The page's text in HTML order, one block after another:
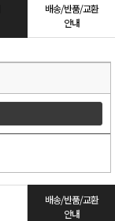
배송/반품/교환
안내
배송/반품/교환
안내